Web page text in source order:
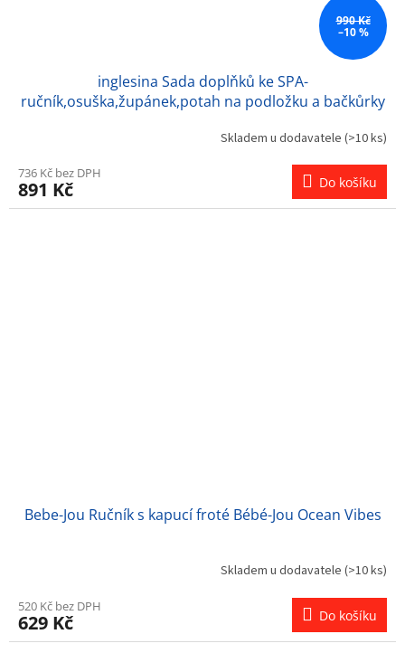
990 Kč
–10 %
inglesina Sada doplňků ke SPA-
ručník,osuška,župánek,potah na podložku a bačkůrky
Skladem u dodavatele (>10 ks)
736 Kč bez DPH
891 Kč Do košíku
Bebe-Jou Ručník s kapucí froté Bébé-Jou Ocean Vibes
Skladem u dodavatele (>10 ks)
520 Kč bez DPH
629 Kč Do košíku